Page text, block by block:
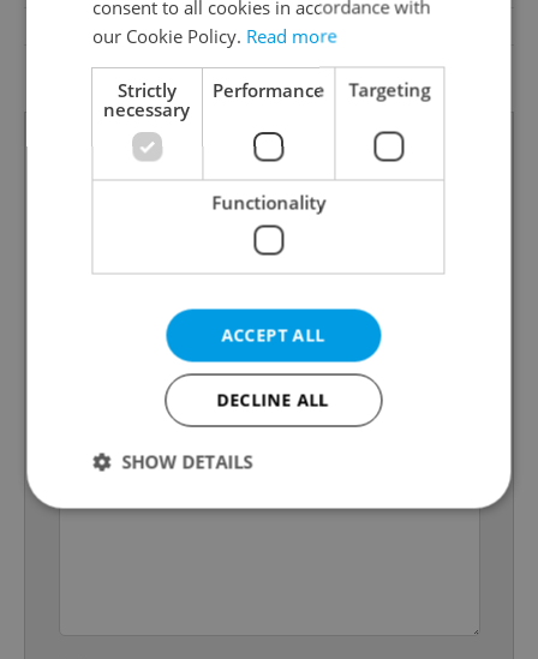
Garrets (attic spaces)
No
Low-energy
No
consent to all cookies in accordance with
our Cookie Policy. Read more
Strictly
necessary
Performance Targeting
Functionality
ACCEPT ALL
DECLINE ALL
SHOW DETAILS